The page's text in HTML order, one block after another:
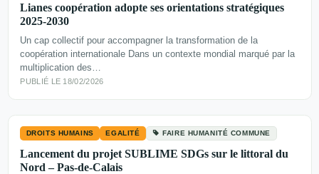
Lianes coopération adopte ses orientations stratégiques
2025‑2030
Un cap collectif pour accompagner la transformation de la
coopération internationale Dans un contexte mondial marqué par la
multiplication des…
PUBLIÉ LE 18/02/2026
DROITS HUMAINS EGALITÉ FAIRE HUMANITÉ COMMUNE
Lancement du projet SUBLIME SDGs sur le littoral du
Nord – Pas-de-Calais